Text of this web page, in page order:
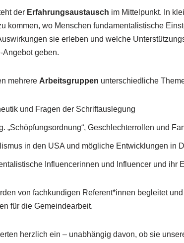
der Erfahrungsaustausch im Mittelpunkt. In
kommen, wo Menschen fundamentalistische
sie erleben und welche
geben.
mehrere Arbeitsgruppen unterschiedliche
und Fragen der Schriftauslegung
„Schöpfungsordnung“, Geschlechterrollen und
in den USA und mögliche Entwicklungen in
Influencerinnen und Influencer und ihr
von fachkundigen Referent*innen begleitet
für die Gemeindearbeit.
herzlich ein – unabhängig davon, ob sie